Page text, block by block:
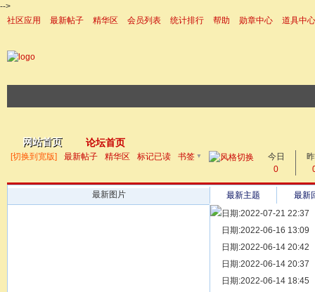
-->
社区应用
最新帖子 精华区 会员列表 统计排行 帮助 勋章中心
道具中心
网站首页 论坛首页
帖子
[切换到宽版] 最新帖子 精华区 标记已读 书签 ▼
今日
0
最新图片 最新主题
最新
日期:2022-07-21 22:37
[ 宗亲新闻 ] 同为宗亲，
日期:2022-06-16 13:09
[ 族谱知识 ] 漫话辈份
日期:2022-06-14 20:42
[ 族谱知识 ] 修族谱的用
日期:2022-06-14 20:37
[ 族谱知识 ] 一元等于多
日期:2022-06-14 18:45